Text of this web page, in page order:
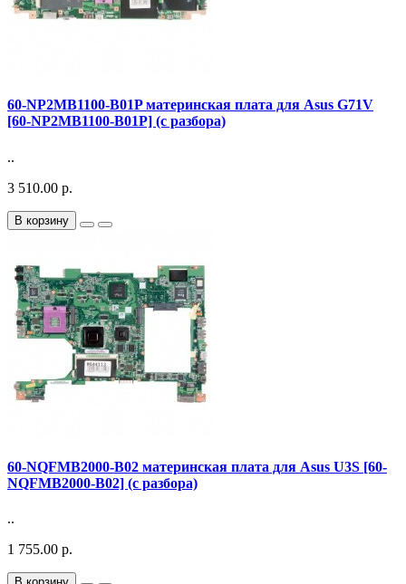
60-NP2MB1100-B01P материнская плата для Asus G71V
[60-NP2MB1100-B01P] (с разбора)
..
3 510.00 р.
В корзину
60-NQFMB2000-B02 материнская плата для Asus U3S [60-
NQFMB2000-B02] (с разбора)
..
1 755.00 р.